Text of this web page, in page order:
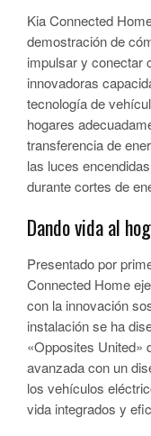
Kia Connected
demostración de
impulsar y conectar
innovadoras
tecnología de
hogares
transferencia de
las luces
durante cortes de
Dando vida al
Presentado por
Connected Home
con la innovación
instalación se ha
«Opposites United»
avanzada con un
los vehículos
vida integrados y